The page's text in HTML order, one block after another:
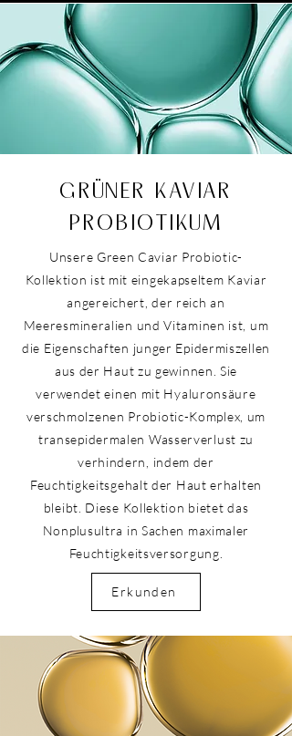
GRÜNER KAVIAR
PROBIOTIKUM
Unsere Green Caviar Probiotic-
Kollektion ist mit eingekapseltem Kaviar
angereichert, der reich an
Meeresmineralien und Vitaminen ist, um
die Eigenschaften junger Epidermiszellen
aus der Haut zu gewinnen. Sie
verwendet einen mit Hyaluronsäure
verschmolzenen Probiotic-Komplex, um
transepidermalen Wasserverlust zu
verhindern, indem der
Feuchtigkeitsgehalt der Haut erhalten
bleibt. Diese Kollektion bietet das
Nonplusultra in Sachen maximaler
Feuchtigkeitsversorgung.
Erkunden